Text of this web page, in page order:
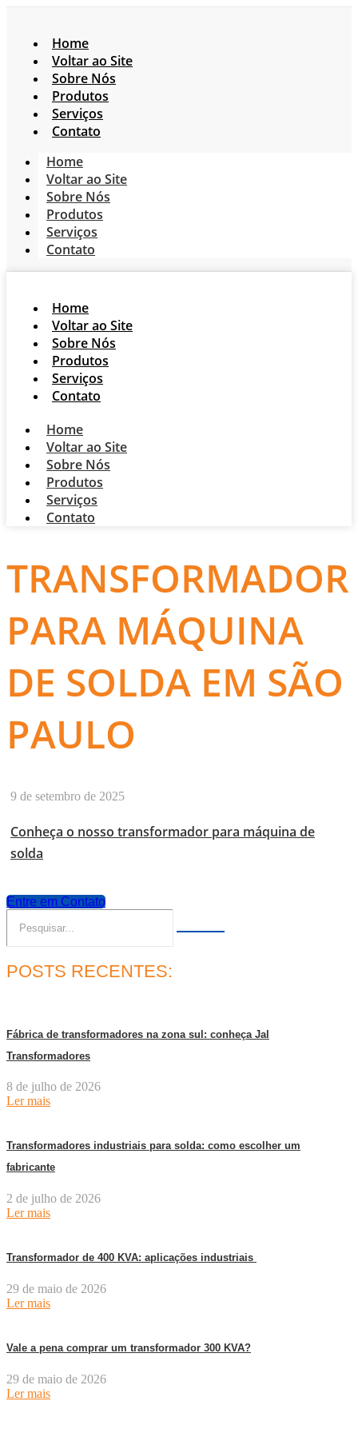
Home
Voltar ao Site
Sobre Nós
Produtos
Serviços
Contato
Home
Voltar ao Site
Sobre Nós
Produtos
Serviços
Contato
Home
Voltar ao Site
Sobre Nós
Produtos
Serviços
Contato
Home
Voltar ao Site
Sobre Nós
Produtos
Serviços
Contato
TRANSFORMADOR
PARA MÁQUINA
DE SOLDA EM SÃO
PAULO
9 de setembro de 2025
Conheça o nosso transformador para máquina de
solda
Entre em Contato
POSTS RECENTES:
Fábrica de transformadores na zona sul: conheça Jal
Transformadores
8 de julho de 2026
Ler mais
Transformadores industriais para solda: como escolher um
fabricante
2 de julho de 2026
Ler mais
Transformador de 400 KVA: aplicações industriais
29 de maio de 2026
Ler mais
Vale a pena comprar um transformador 300 KVA?
29 de maio de 2026
Ler mais